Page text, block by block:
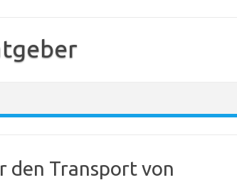
den Transport von